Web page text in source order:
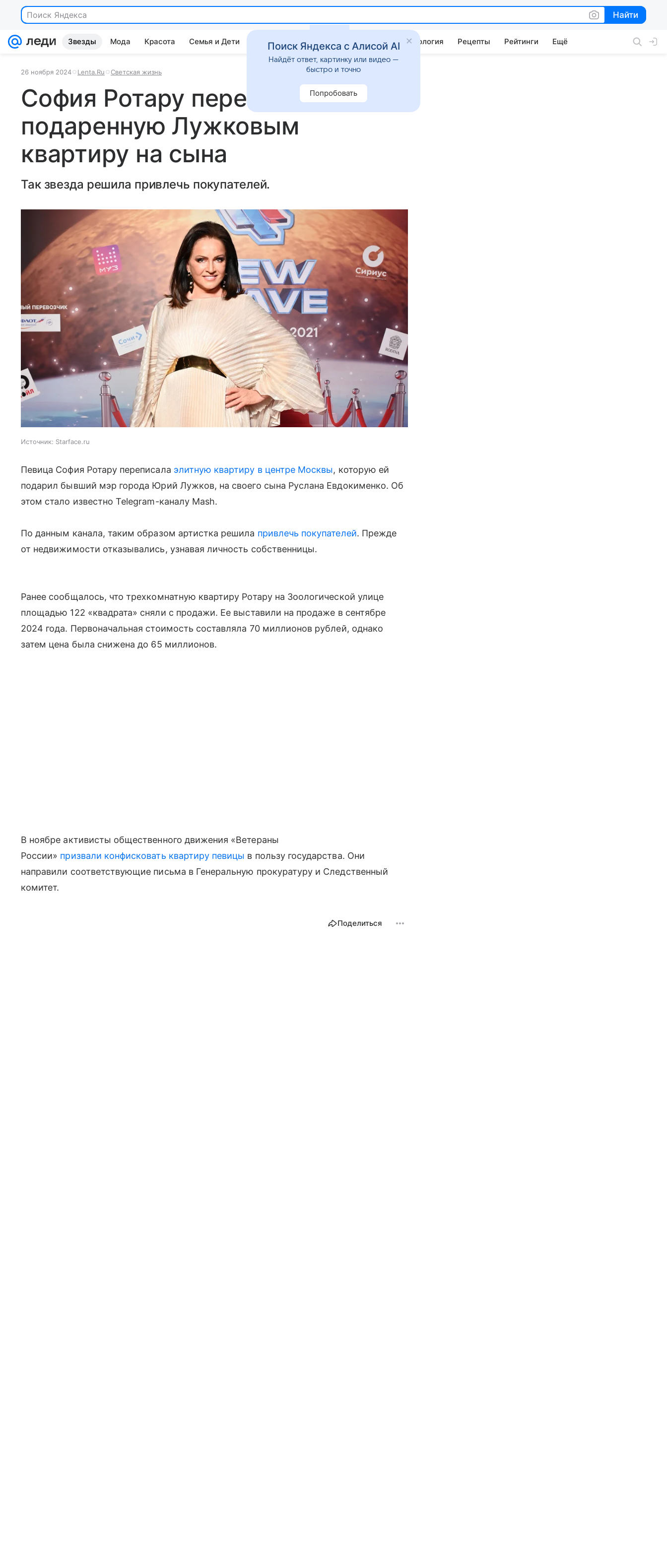
Поиск Яндекса Найти
Найти
Звезды Мода Красота Семья и Дети Дом Гороскопы Стиль жизни Психология Рецепты Рейтинги Ещё
26 ноября 2024 Lenta.Ru Светская жизнь
София Ротару переписала
подаренную Лужковым
квартиру на сына
Так звезда решила привлечь покупателей.
Источник: Starface.ru
Певица София Ротару переписала элитную квартиру в центре Москвы, которую ей
подарил бывший мэр города Юрий Лужков, на своего сына Руслана Евдокименко. Об
этом стало известно Telegram-каналу Mash.
По данным канала, таким образом артистка решила привлечь покупателей. Прежде
от недвижимости отказывались, узнавая личность собственницы.
Ранее сообщалось, что трехкомнатную квартиру Ротару на Зоологической улице
площадью 122 «квадрата» сняли с продажи. Ее выставили на продаже в сентябре
2024 года. Первоначальная стоимость составляла 70 миллионов рублей, однако
затем цена была снижена до 65 миллионов.
В ноябре активисты общественного движения «Ветераны
России» призвали конфисковать квартиру певицы в пользу государства. Они
направили соответствующие письма в Генеральную прокуратуру и Следственный
комитет.
Поделиться
Поиск Яндекса с Алисой AI
Найдёт ответ, картинку или видео —
быстро и точно
Попробовать